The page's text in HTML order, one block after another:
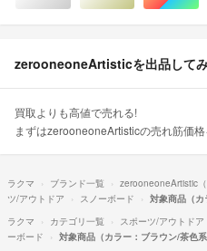
zerooneoneArtisticを出品して
買取よりも高値で売れる!
まずはzerooneoneArtisticの売れ筋価
ラクマ ブランド一覧 zerooneoneArtistic（
ツ/アウトドア
スノーボード
対象商品（カ
ラクマ
カテゴリ一覧 スポーツ/アウトドア
ーボード
対象商品（カラー：ブラウン/茶色系